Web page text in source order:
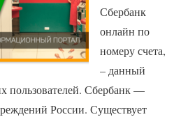
Сбербанк
онлайн по
номеру счета,
– данный
пользователей. Сбербанк —
России. Существует